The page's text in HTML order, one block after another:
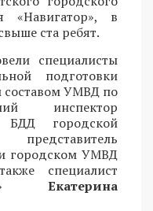
«Навигатор», в
ста ребят.
специалисты
подготовки
составом УМВД по
инспектор
БДД городской
городском УМВД
специалист
Екатерина